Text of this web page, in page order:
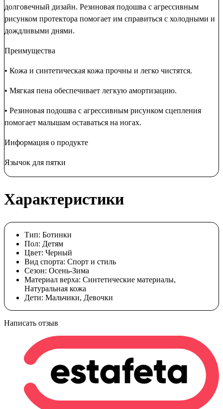
долговечный дизайн. Резиновая подошва с агрессивным
рисунком протектора помогает им справиться с холодными и
дождливыми днями.
Преимущества
• Кожа и синтетическая кожа прочны и легко чистятся.
• Мягкая пена обеспечивает легкую амортизацию.
• Резиновая подошва с агрессивным рисунком сцепления
помогает малышам оставаться на ногах.
Информация о продукте
Язычок для пятки
Характеристики
Тип: Ботинки
Пол: Детям
Цвет: Черный
Вид спорта: Спорт и стиль
Сезон: Осень-Зима
Материал верха: Синтетические материалы,
Натуральная кожа
Дети: Мальчики, Девочки
Написать отзыв